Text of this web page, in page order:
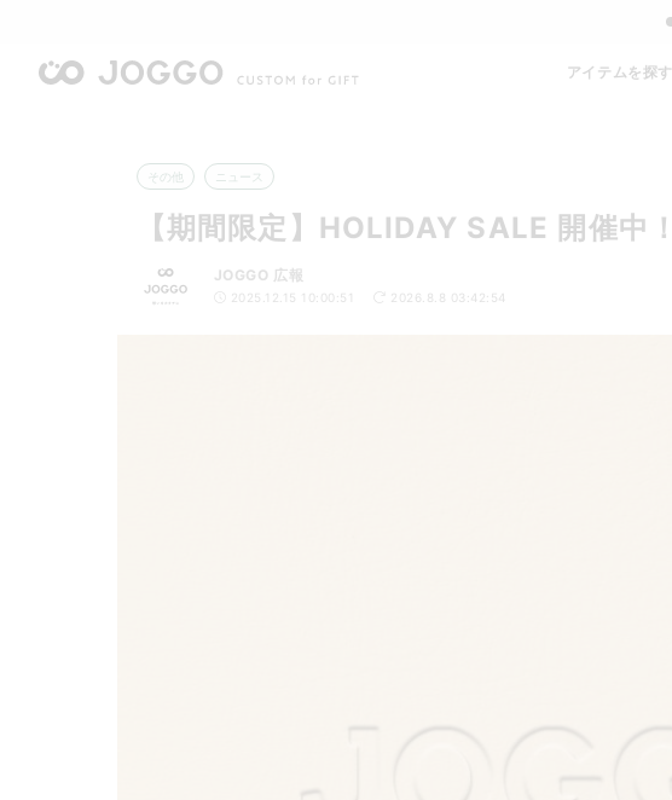
アイテムを探す
その他 ニュース
【期間限定】HOLIDAY SALE 開催中！
JOGGO 広報
2025.12.15 10:00:51 2026.8.8 03:42:54